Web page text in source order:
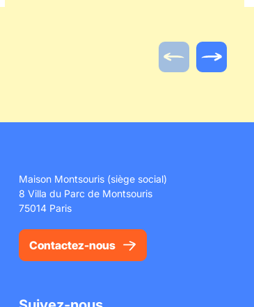
Actualité
Maison Montsouris (siège social)
8 Villa du Parc de Montsouris
75014 Paris
Contactez-nous